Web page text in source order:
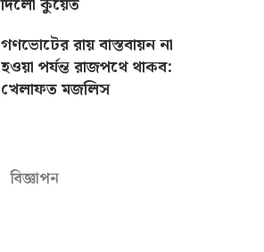
গণভোটের রায় বাস্তবায়ন না
হওয়া পর্যন্ত রাজপথে থাকব:
খেলাফত মজলিস
বিজ্ঞাপন